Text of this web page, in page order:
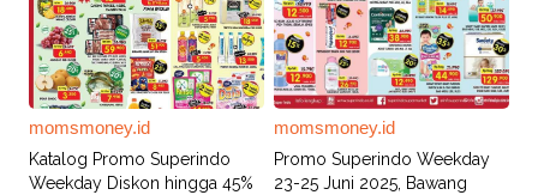
momsmoney.id
Katalog Promo Superindo
Weekday Diskon hingga 45%
momsmoney.id
Promo Superindo Weekday
23-25 Juni 2025, Bawang